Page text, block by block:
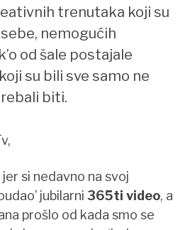
trenutaka koji su
nemogućih
od šale postajale
su bili sve samo ne
biti.
si nedavno na svoj
jubilarni 365ti video, a
prošlo od kada smo se